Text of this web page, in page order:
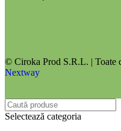
© Ciroka Prod S.R.L. | Toate
Nextway
Selectează categoria